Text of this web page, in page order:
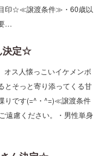
…
ス人懐っこいイケメンボ
そっと寄り添ってくる甘
りです(=^・^=)≪譲渡条件
遠慮ください。・男性単身